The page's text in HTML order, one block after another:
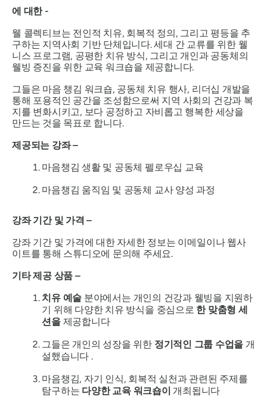
에 대한 -
웰 콜렉티브는 전인적 치유, 회복적 정의, 그리고 평등을 추
구하는 지역사회 기반 단체입니다. 세대 간 교류를 위한 웰
니스 프로그램, 공평한 치유 방식, 그리고 개인과 공동체의
웰빙 증진을 위한 교육 워크숍을 제공합니다.
그들은 마음 챙김 워크숍, 공동체 치유 행사, 리더십 개발을
통해 포용적인 공간을 조성함으로써 지역 사회의 건강과 복
지를 변화시키고, 보다 공정하고 자비롭고 행복한 세상을
만드는 것을 목표로 합니다.
제공되는 강좌 –
마음챙김 생활 및 공동체 펠로우십 교육
마음챙김 움직임 및 공동체 교사 양성 과정
강좌 기간 및 가격 –
강좌 기간 및 가격에 대한 자세한 정보는 이메일이나 웹사
이트를 통해 스튜디오에 문의해 주세요.
기타 제공 상품 –
치유 예술 분야에서는 개인의 건강과 웰빙을 지원하
기 위해 다양한 치유 방식을 중심으로 한 맞춤형 세
션을제공합니다
그들은 개인의 성장을 위한 정기적인 그룹 수업을 개
설했습니다 .
마음챙김, 자기 인식, 회복적 실천과 관련된 주제를
탐구하는 다양한 교육 워크숍이 개최됩니다